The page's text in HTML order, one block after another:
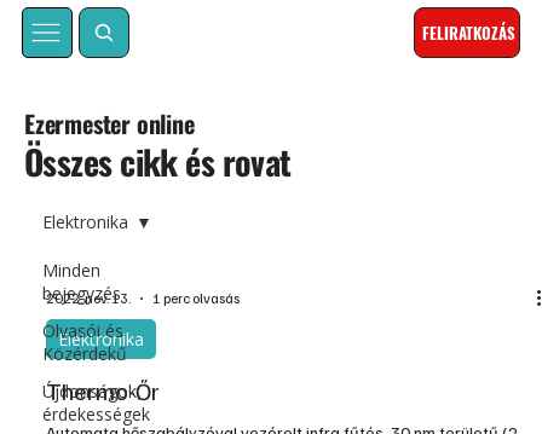
FELIRATKOZÁS
Összes cikk és rovat
Ezermester online
Minden
bejegyzés
Olvasói és
Közérdekű
Újdonságok,
érdekességek
Elektronika
2022. nov. 13. 1 perc olvasás
Elektronika
Thermo-Őr